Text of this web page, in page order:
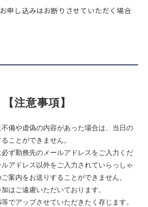
申し込みはお断りさせていただく場合
【注意事項】
備や虚偽の内容があった場合は、当日の
ことができません。
必ず勤務先のメールアドレスをご入力くだ
アドレス以外をご入力されていらっしゃ
案内をお送りすることができません。
はご遠慮いただいております。
でアップさせていただきたく存じます。